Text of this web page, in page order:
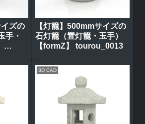
イズの
手・
【灯籠】500mmサイズの
石灯籠（置灯籠・玉手）
【formZ】 tourou_0013
3D CAD